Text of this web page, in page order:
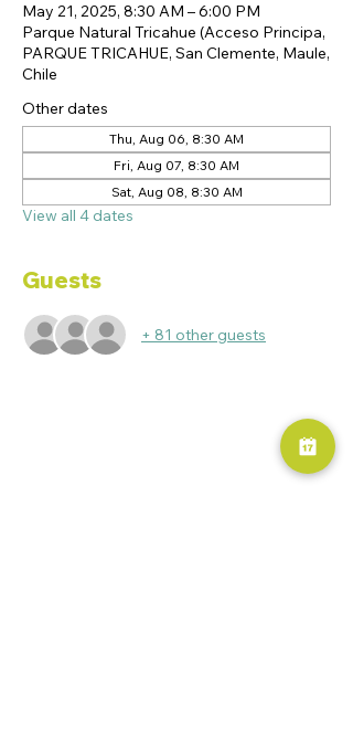
May 21, 2025, 8:30 AM – 6:00 PM
Parque Natural Tricahue (Acceso Principa,
PARQUE TRICAHUE, San Clemente, Maule,
Chile
Other dates
Thu, Aug 06, 8:30 AM
Fri, Aug 07, 8:30 AM
Sat, Aug 08, 8:30 AM
View all 4 dates
Guests
+ 81 other guests